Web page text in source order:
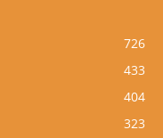
726
433
404
323